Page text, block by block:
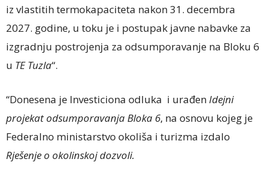
iz vlastitih termokapaciteta nakon 31. decembra
2027. godine, u toku je i postupak javne nabavke za
izgradnju postrojenja za odsumporavanje na Bloku 6
u TE Tuzla“.
“Donesena je Investiciona odluka i urađenIdejni
projekat odsumporavanja Bloka 6, na osnovu kojeg je
Federalno ministarstvo okoliša i turizma izdalo
Rješenje o okolinskoj dozvoli.